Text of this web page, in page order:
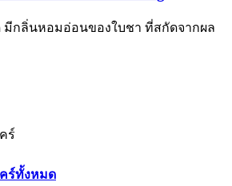
มีกลิ่นหอมอ่อนของใบชา ที่สกัดจากผล
ร์
ร์ทั้งหมด